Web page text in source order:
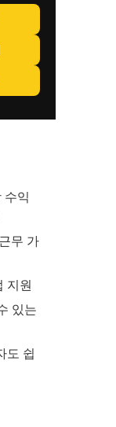
수익
무 가
지원
있는
도 쉽